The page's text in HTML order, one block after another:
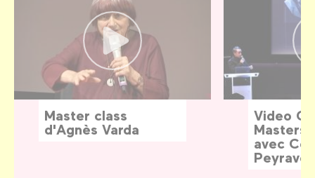
Master class
d'Agnès Varda
Video
avec